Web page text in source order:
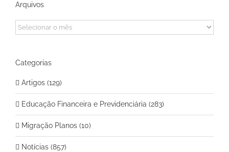
Arquivos
Arquivos
Categorias
Artigos (129)
Educação Financeira e Previdenciária (283)
Migração Planos (10)
Notícias (857)